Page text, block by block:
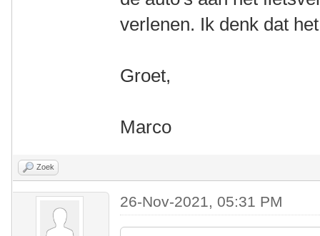
verlenen. Ik denk dat
Groet,
Marco
Zoek
26-Nov-2021, 05:31 PM